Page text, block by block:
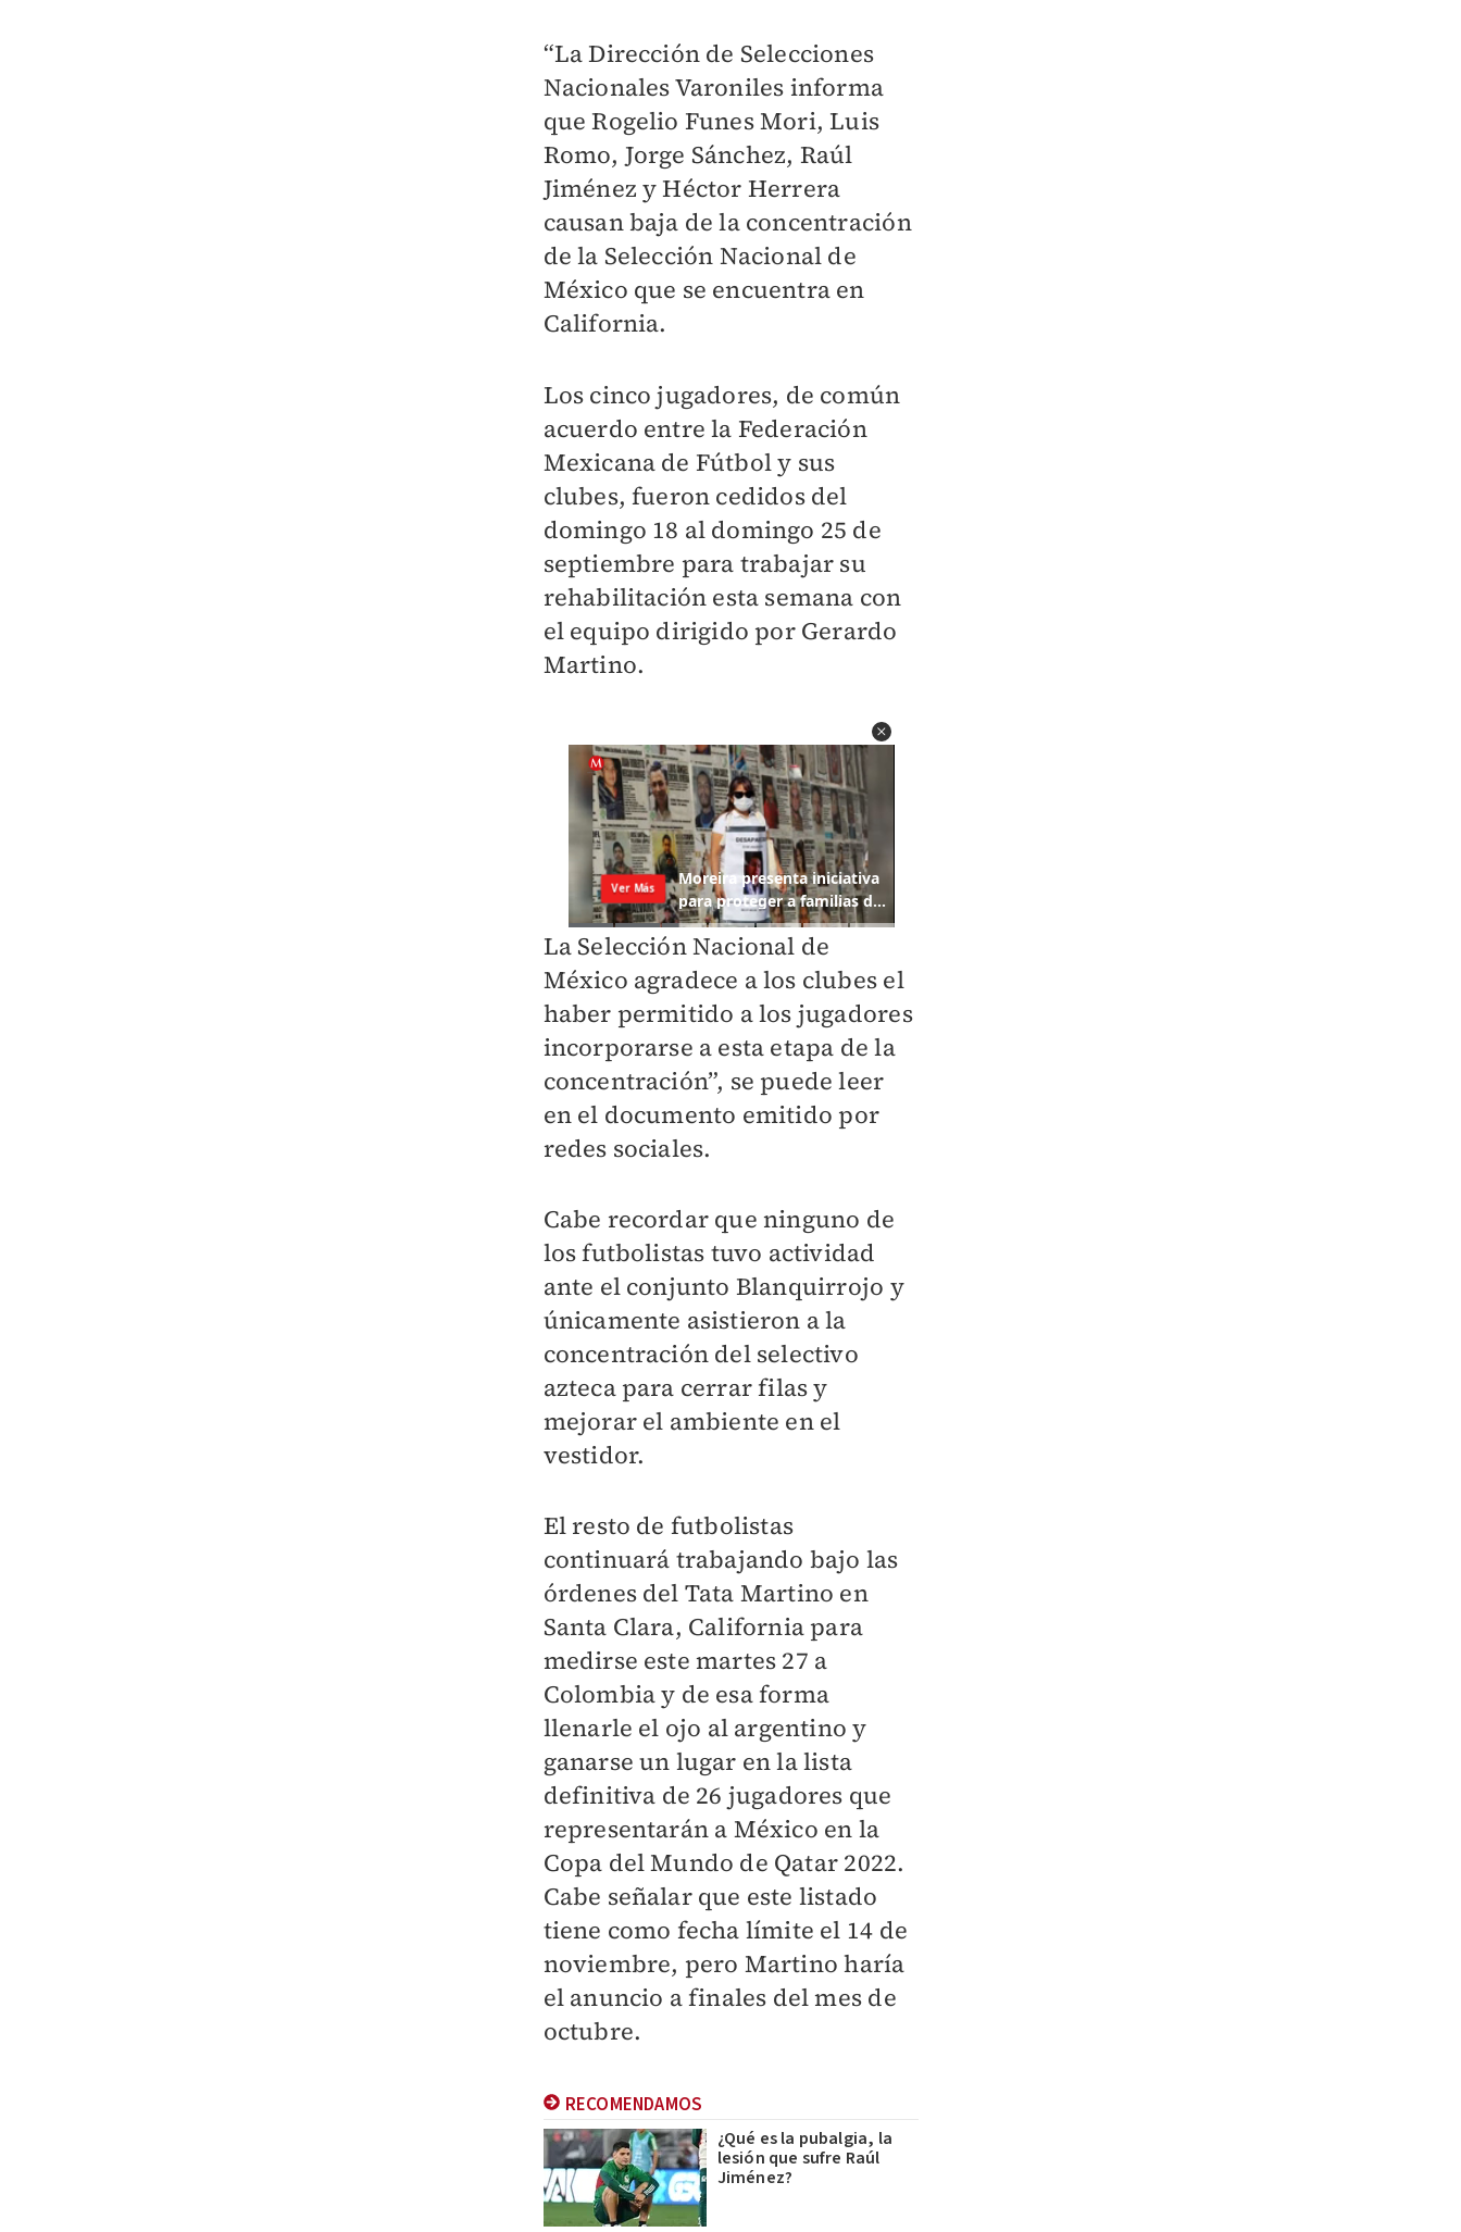
“La Dirección de Selecciones
Nacionales Varoniles informa
que Rogelio Funes Mori, Luis
Romo, Jorge Sánchez, Raúl
Jiménez y Héctor Herrera
causan baja de la concentración
de la Selección Nacional de
México que se encuentra en
California.
Los cinco jugadores, de común
acuerdo entre la Federación
Mexicana de Fútbol y sus
clubes, fueron cedidos del
domingo 18 al domingo 25 de
septiembre para trabajar su
rehabilitación esta semana con
el equipo dirigido por Gerardo
Martino.
La Selección Nacional de
México agradece a los clubes el
haber permitido a los jugadores
incorporarse a esta etapa de la
concentración”, se puede leer
en el documento emitido por
redes sociales.
Cabe recordar que ninguno de
los futbolistas tuvo actividad
ante el conjunto Blanquirrojo y
únicamente asistieron a la
concentración del selectivo
azteca para cerrar filas y
mejorar el ambiente en el
vestidor.
El resto de futbolistas
continuará trabajando bajo las
órdenes del Tata Martino en
Santa Clara, California para
medirse este martes 27 a
Colombia y de esa forma
llenarle el ojo al argentino y
ganarse un lugar en la lista
definitiva de 26 jugadores que
representarán a México en la
Copa del Mundo de Qatar 2022.
Cabe señalar que este listado
tiene como fecha límite el 14 de
noviembre, pero Martino haría
el anuncio a finales del mes de
octubre.
RECOMENDAMOS
¿Qué es la pubalgia, la
lesión que sufre Raúl
Jiménez?